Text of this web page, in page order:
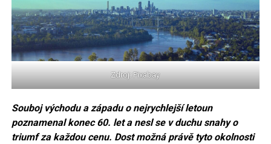
Zdroj: Pixabay
Souboj východu a západu o nejrychlejší letoun
poznamenal konec 60. let a nesl se v duchu snahy o
triumf za každou cenu. Dost možná právě tyto okolnosti